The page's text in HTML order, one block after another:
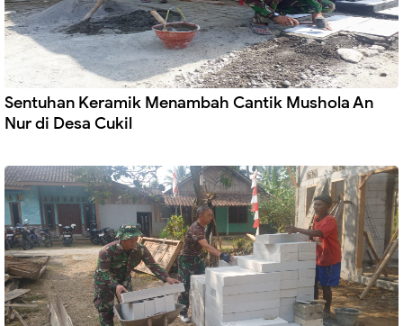
Sentuhan Keramik Menambah Cantik Mushola An
Nur di Desa Cukil